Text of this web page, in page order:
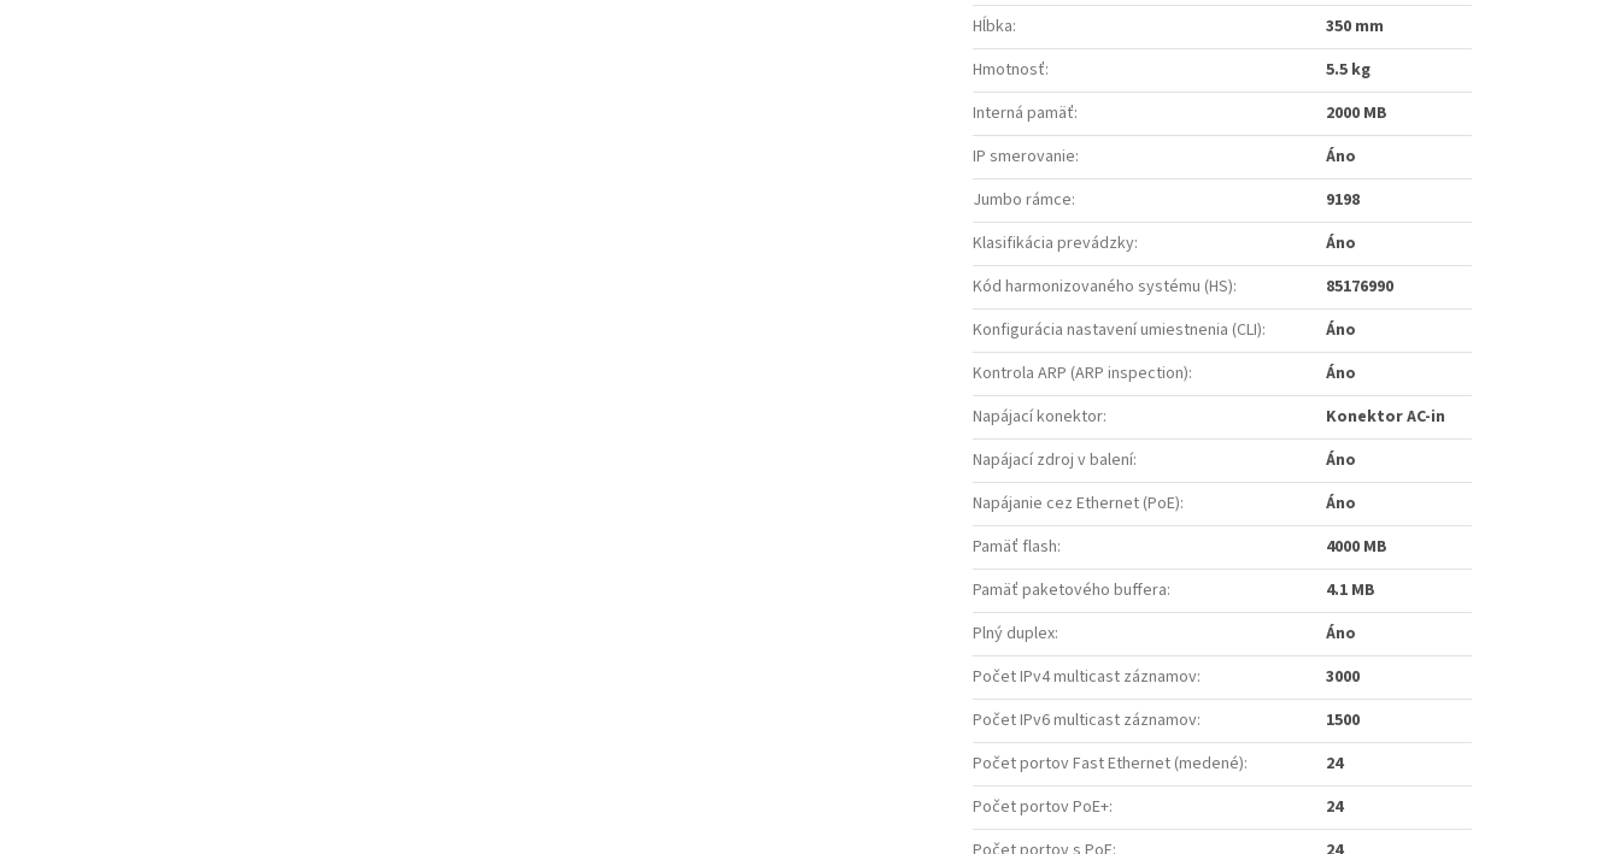
Hĺbka:
350 mm
Hmotnosť:
5.5 kg
Interná pamäť:
2000 MB
IP smerovanie:
Áno
Jumbo rámce:
9198
Klasifikácia prevádzky:
Áno
Kód harmonizovaného systému (HS):
85176990
Konfigurácia nastavení umiestnenia (CLI):
Áno
Kontrola ARP (ARP inspection):
Áno
Napájací konektor:
Konektor AC-in
Napájací zdroj v balení:
Áno
Napájanie cez Ethernet (PoE):
Áno
Pamäť flash:
4000 MB
Pamäť paketového buffera:
4.1 MB
Plný duplex:
Áno
Počet IPv4 multicast záznamov:
3000
Počet IPv6 multicast záznamov:
1500
Počet portov Fast Ethernet (medené):
24
Počet portov PoE+:
24